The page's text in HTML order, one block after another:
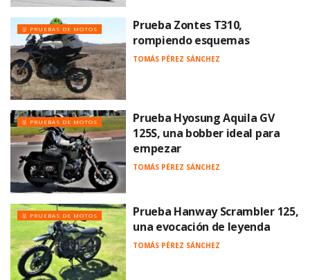
🥇 PRUEBAS DE MOTOS
Prueba Zontes T310,
rompiendo esquemas
TOMÁS PÉREZ SÁNCHEZ
🥇 PRUEBAS DE MOTOS
Prueba Hyosung Aquila GV
125S, una bobber ideal para
empezar
TOMÁS PÉREZ SÁNCHEZ
🥇 PRUEBAS DE MOTOS
Prueba Hanway Scrambler 125,
una evocación de leyenda
TOMÁS PÉREZ SÁNCHEZ